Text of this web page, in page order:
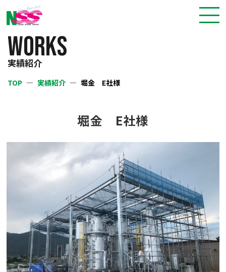
実績紹介
WORKS
TOP 実績紹介 堀金 E社様
堀金 E社様